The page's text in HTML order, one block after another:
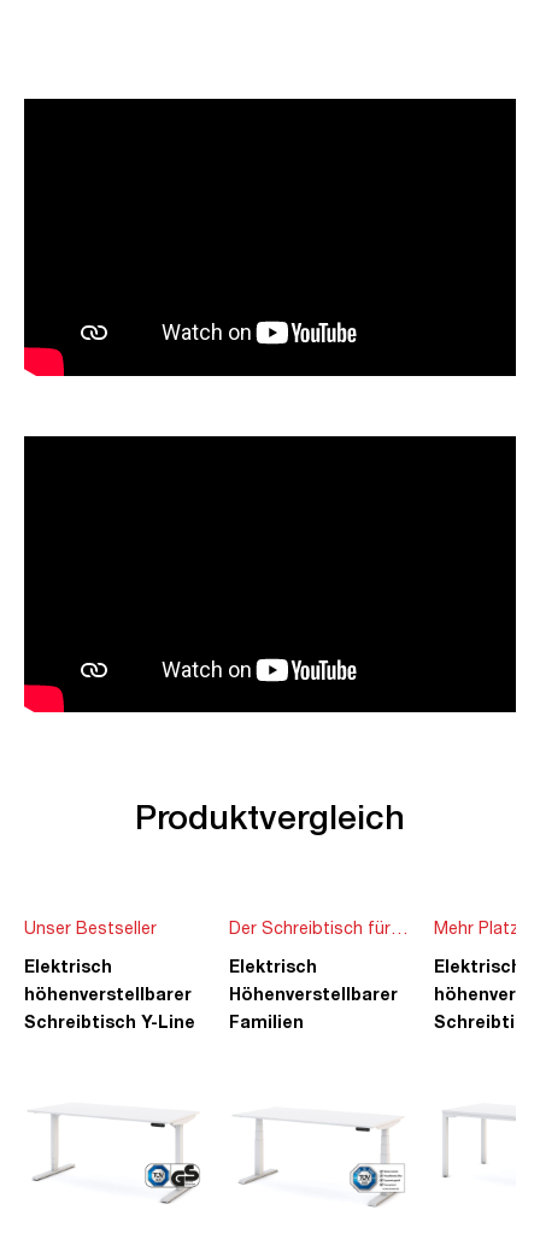
Produktvergleich
Unser Bestseller
Elektrisch
höhenverstellbarer
Schreibtisch Y-Line
Der Schreibtisch für
die ganze Familie
Elektrisch
Höhenverstellbarer
Familien
Mehr Platz
Ideen
Elektrisch